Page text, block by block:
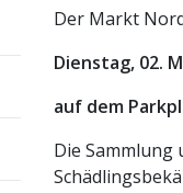
Der Markt
Dienstag, 02.
auf dem
Die Sammlung